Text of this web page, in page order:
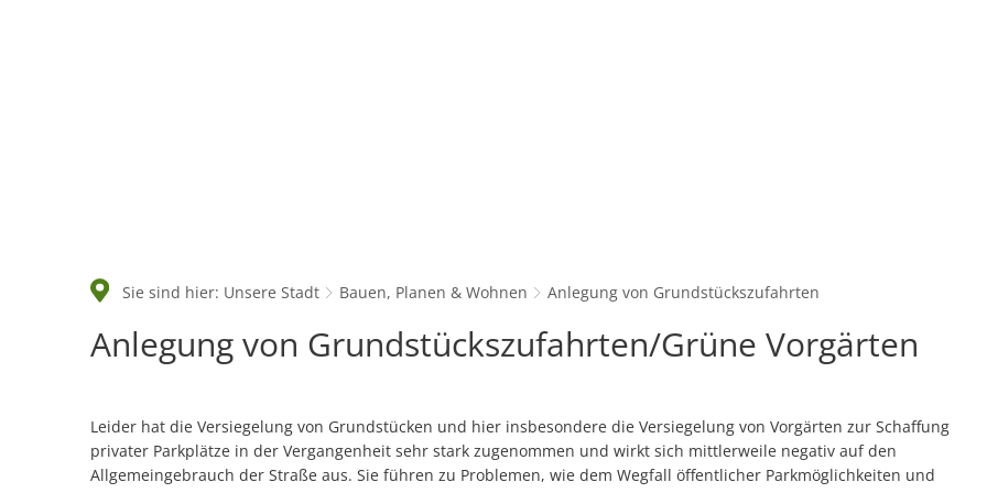
Sie sind hier: Unsere Stadt Bauen, Planen & Wohnen Anlegung von Grundstückszufahrten
Anlegung
Grundstückszufahrten
Anlegung von Grundstückszufahrten/Grüne Vorgärten
Leider hat die Versiegelung von Grundstücken und hier insbesondere die Versiegelung von Vorgärten zur Schaffung
privater Parkplätze in der Vergangenheit sehr stark zugenommen und wirkt sich mittlerweile negativ auf den
Allgemeingebrauch der Straße aus. Sie führen zu Problemen, wie dem Wegfall öffentlicher Parkmöglichkeiten und